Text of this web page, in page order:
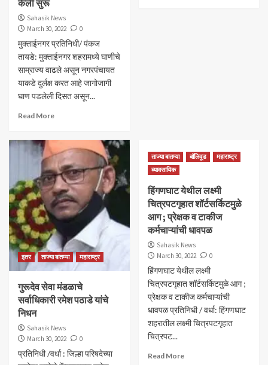
केली सुरू
Sahasik News
March 30, 2022
0
मुक्ताईनगर प्रतिनिधी/ पंकज
तायडे: मुक्ताईनगर शहरामध्ये घाणीचे
साम्राज्य वाढले असून नगरपंचायत
याकडे दुर्लक्ष करत आहे जागोजागी
घाण पडलेली दिसत असून...
Read More
इतर ताज्या बातम्या महाराष्ट्र
गुरूदेव सेवा मंडळाचे
सर्वाधिकारी रमेश पठाडे यांचे
निधन
Sahasik News
March 30, 2022
0
प्रतिनिधी /वर्धा : जिल्हा परिषदेच्या
ताज्या बातम्या बॉलिवूड
महाराष्ट्र
व्यावसायिक
हिंगणघाट येथील लक्ष्मी
चित्रपटगृहात शॉर्टसर्किटमुळे
आग ; प्रेक्षक व टाकीज
कर्मचाऱ्यांची धावपळ
Sahasik News
March 30, 2022
0
हिंगणघाट येथील लक्ष्मी
चित्रपटगृहात शॉर्टसर्किटमुळे आग ;
प्रेक्षक व टाकीज कर्मचाऱ्यांची
धावपळ प्रतिनिधी / वर्धा: हिंगणघाट
शहरातील लक्ष्मी चित्रपटगृहात
चित्रपट...
Read More